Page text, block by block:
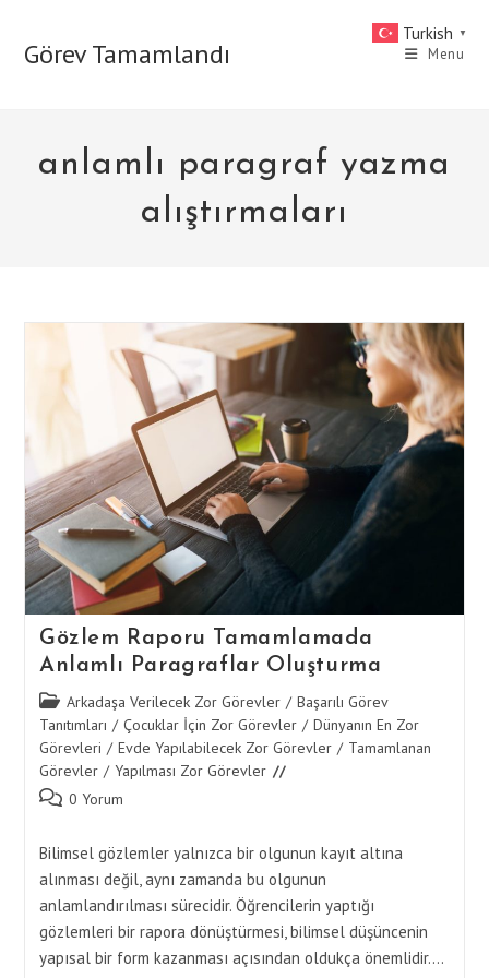
contentGörev Tamamlandı Menu
anlamlı paragraf yazma
alıştırmaları
Gözlem Raporu Tamamlamada
Anlamlı Paragraflar Oluşturma
Post
category:
Arkadaşa Verilecek Zor Görevler / Başarılı Görev
Tanıtımları / Çocuklar İçin Zor Görevler / Dünyanın En Zor
Görevleri / Evde Yapılabilecek Zor Görevler / Tamamlanan
Görevler / Yapılması Zor Görevler
Post 0 Yorum
Bilimsel gözlemler yalnızca bir olgunun kayıt altına
alınması değil, aynı zamanda bu olgunun
anlamlandırılması sürecidir. Öğrencilerin yaptığı
gözlemleri bir rapora dönüştürmesi, bilimsel düşüncenin
yapısal bir form kazanması açısından oldukça önemlidir.…
Turkish ▼